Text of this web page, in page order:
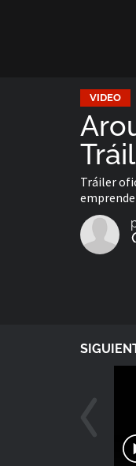
VIDEO
Tráiler
emprende